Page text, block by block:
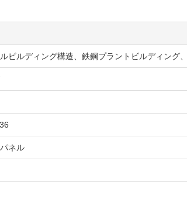
ビルディング構造、鉄鋼プラントビルディング
ネル